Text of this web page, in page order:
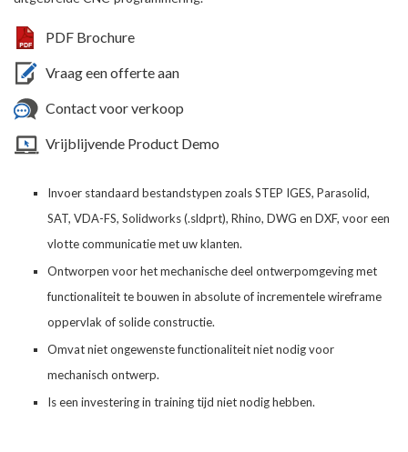
PDF Brochure
Vraag een offerte aan
Contact voor verkoop
Vrijblijvende Product Demo
Invoer standaard bestandstypen zoals STEP IGES, Parasolid,
SAT, VDA-FS, Solidworks (.sldprt), Rhino, DWG en DXF, voor een
vlotte communicatie met uw klanten.
Ontworpen voor het mechanische deel ontwerpomgeving met
functionaliteit te bouwen in absolute of incrementele wireframe
oppervlak of solide constructie.
Omvat niet ongewenste functionaliteit niet nodig voor
mechanisch ontwerp.
Is een investering in training tijd niet nodig hebben.